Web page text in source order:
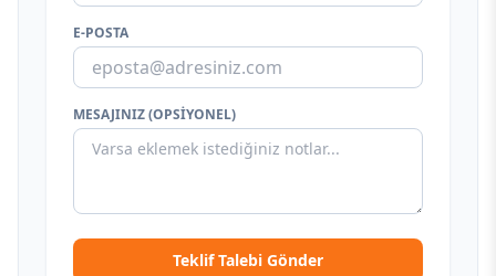
E-POSTA
MESAJINIZ (OPSIYONEL)
Teklif Talebi Gönder